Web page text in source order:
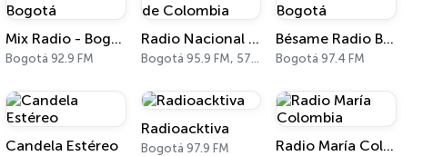
Mix Radio - Bogotá
Bogotá 92.9 FM
Radio Nacional de Colombia
Bogotá 95.9 FM, 570 AM
Bésame Radio Bogotá
Bogotá 97.4 FM
Candela Estéreo
Radioacktiva
Bogotá 97.9 FM Radio María Colombia